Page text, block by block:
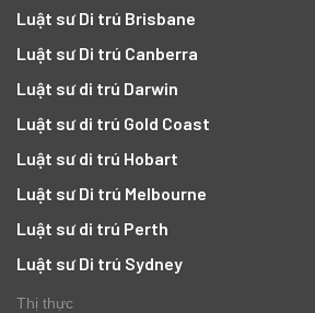
Luật sư Di trú Brisbane
Luật sư Di trú Canberra
Luật sư di trú Darwin
Luật sư di trú Gold Coast
Luật sư di trú Hobart
Luật sư Di trú Melbourne
Luật sư di trú Perth
Luật sư Di trú Sydney
Thị thực